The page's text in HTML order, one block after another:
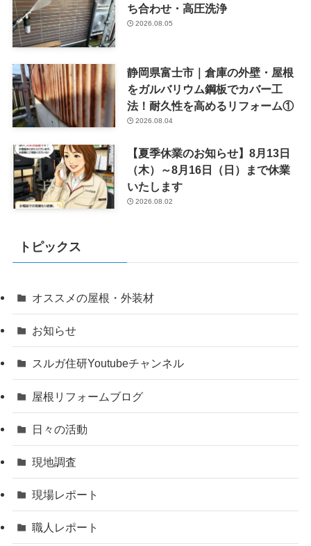
ち合わせ・高圧洗浄
2026.08.05
静岡県富士市｜倉庫の外壁・屋根
をガルバリウム鋼板でカバー工
法！耐久性を高めるリフォーム①
2026.08.04
【夏季休業のお知らせ】8月13日
（木）～8月16日（日）まで休業
いたします
2026.08.02
トピックス
オススメの屋根・外装材
お知らせ
スルガ住研Youtubeチャンネル
屋根リフォームブログ
日々の活動
現地調査
現場レポート
職人レポート